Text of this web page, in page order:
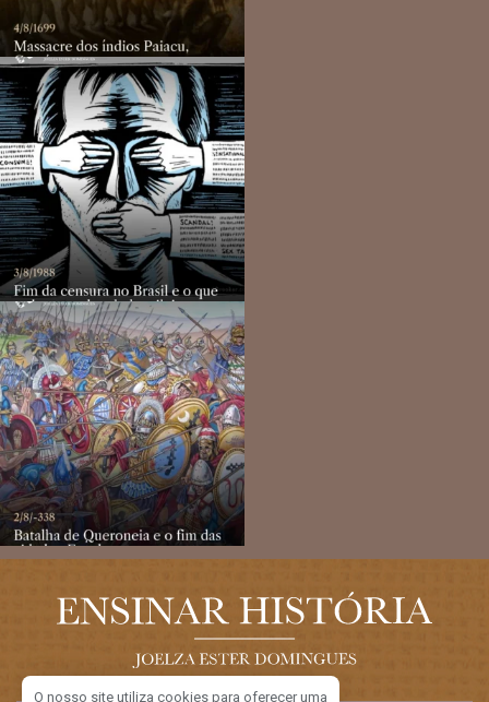
O nosso site utiliza cookies para oferecer uma